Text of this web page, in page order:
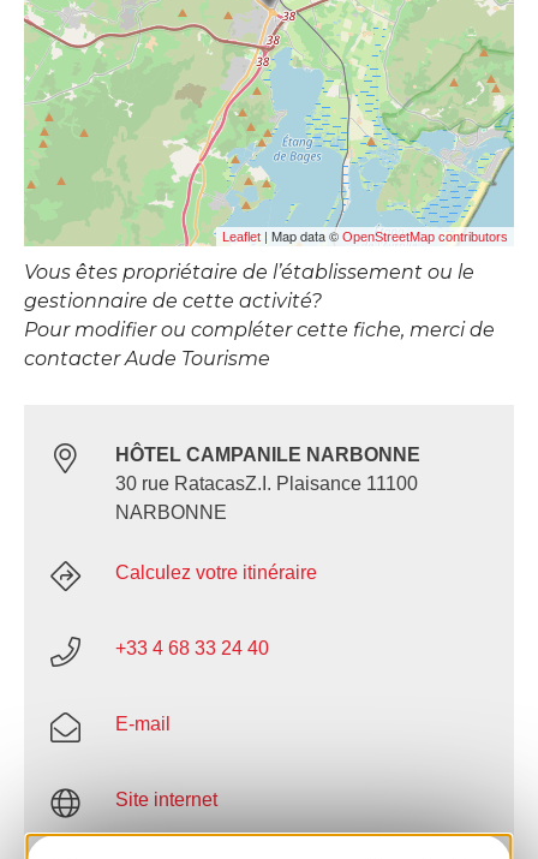
Leaflet | Map data © OpenStreetMap contributors
Vous êtes propriétaire de l’établissement ou le
gestionnaire de cette activité?
Pour modifier ou compléter cette fiche, merci de
contacter Aude Tourisme
HÔTEL CAMPANILE NARBONNE
30 rue RatacasZ.I. Plaisance 11100
NARBONNE
Calculez votre itinéraire
+33 4 68 33 24 40
E-mail
Site internet